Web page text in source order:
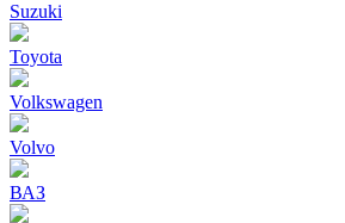
Suzuki
Toyota
Volkswagen
Volvo
ВАЗ